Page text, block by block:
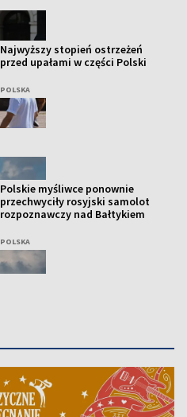
Najwyższy stopień ostrzeżeń
przed upałami w części Polski
POLSKA
Polskie myśliwce ponownie
przechwyciły rosyjski samolot
rozpoznawczy nad Bałtykiem
POLSKA